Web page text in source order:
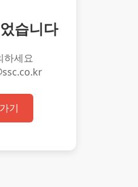
습니다
하세요
기